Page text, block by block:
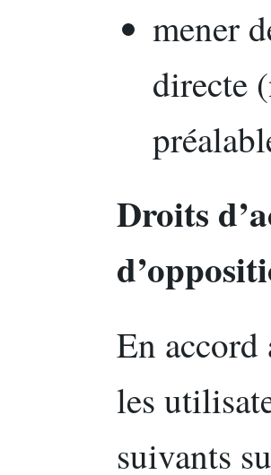
mener
directe
Droits
En accord
les
suivants